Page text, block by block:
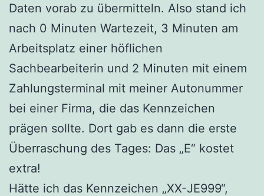
Daten vorab zu übermitteln. Also stand ich
nach 0 Minuten Wartezeit, 3 Minuten am
Arbeitsplatz einer höflichen
Sachbearbeiterin und 2 Minuten mit einem
Zahlungsterminal mit meiner Autonummer
bei einer Firma, die das Kennzeichen
prägen sollte. Dort gab es dann die erste
Überraschung des Tages: Das „E“ kostet
extra!
Hätte ich das Kennzeichen „XX-JE999“,